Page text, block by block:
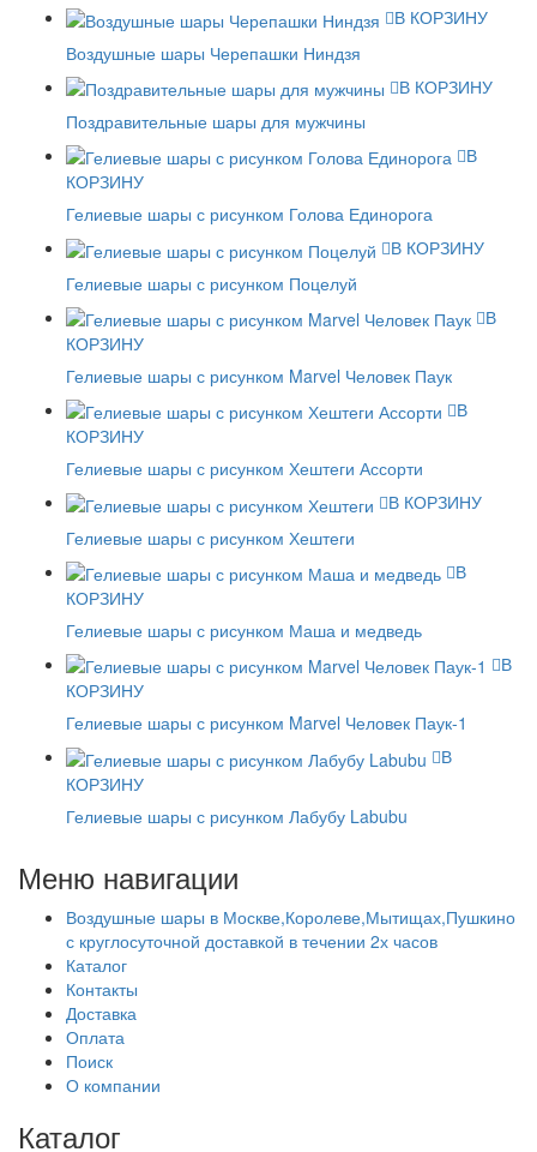
В КОРЗИНУ
Воздушные шары Черепашки Ниндзя
В КОРЗИНУ
Поздравительные шары для мужчины
В
КОРЗИНУ
Гелиевые шары с рисунком Голова Единорога
В КОРЗИНУ
Гелиевые шары с рисунком Поцелуй
В
КОРЗИНУ
Гелиевые шары с рисунком Marvel Человек Паук
В
КОРЗИНУ
Гелиевые шары с рисунком Хештеги Ассорти
В КОРЗИНУ
Гелиевые шары с рисунком Хештеги
В
КОРЗИНУ
Гелиевые шары с рисунком Маша и медведь
В
КОРЗИНУ
Гелиевые шары с рисунком Marvel Человек Паук-1
В
КОРЗИНУ
Гелиевые шары с рисунком Лабубу Labubu
Меню навигации
Воздушные шары в Москве,Королеве,Мытищах,Пушкино
с круглосуточной доставкой в течении 2х часов
Каталог
Контакты
Доставка
Оплата
Поиск
О компании
Каталог